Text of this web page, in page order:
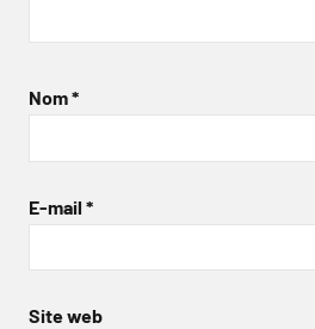
Nom*
E-mail *
Site web